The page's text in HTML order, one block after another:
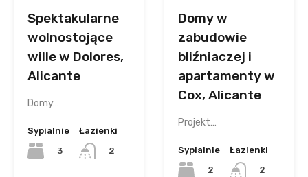
Spektakularne
wolnostojące
wille w Dolores,
Alicante
Domy…
Sypialnie
3
Łazienki
2
Domy w
zabudowie
bliźniaczej i
apartamenty w
Cox, Alicante
Projekt…
Sypialnie
2
Łazienki
2